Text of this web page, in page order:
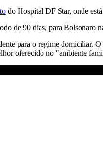
do Hospital DF Star, onde
de 90 dias, para Bolsonaro
para o regime domiciliar.
oferecido no "ambiente